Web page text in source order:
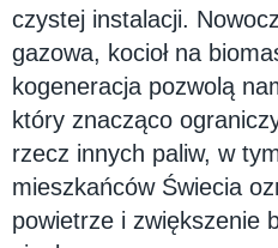
czystej instalacji.
gazowa, kocioł na
kogeneracja pozwolą
który znacząco
rzecz innych paliw, w
mieszkańców Świecia
powietrze i zwiększenie